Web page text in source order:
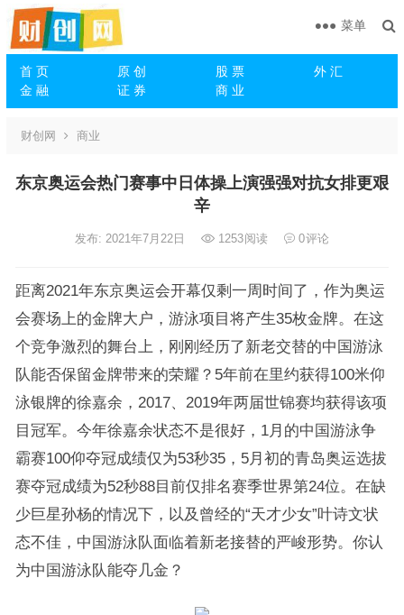
首 页 原 创 股 票
外 汇
金 融
证 券 商 业
菜单
财创网 商业
东京奥运会热门赛事中日体操上演强强对抗女排更艰
辛
发布: 2021年7月22日 1253阅读 0评论
距离2021年东京奥运会开幕仅剩一周时间了，作为奥运
会赛场上的金牌大户，游泳项目将产生35枚金牌。在这
个竞争激烈的舞台上，刚刚经历了新老交替的中国游泳
队能否保留金牌带来的荣耀？5年前在里约获得100米仰
泳银牌的徐嘉余，2017、2019年两届世锦赛均获得该项
目冠军。今年徐嘉余状态不是很好，1月的中国游泳争
霸赛100仰夺冠成绩仅为53秒35，5月初的青岛奥运选拔
赛夺冠成绩为52秒88目前仅排名赛季世界第24位。在缺
少巨星孙杨的情况下，以及曾经的“天才少女”叶诗文状
态不佳，中国游泳队面临着新老接替的严峻形势。你认
为中国游泳队能夺几金？